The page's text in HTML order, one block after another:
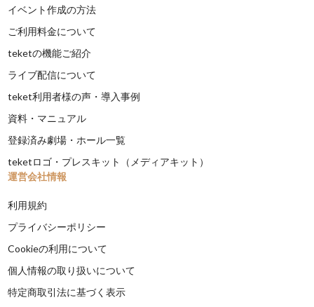
イベント作成の方法
ご利用料金について
teketの機能ご紹介
ライブ配信について
teket利用者様の声・導入事例
資料・マニュアル
登録済み劇場・ホール一覧
teketロゴ・プレスキット（メディアキット）
運営会社情報
利用規約
プライバシーポリシー
Cookieの利用について
個人情報の取り扱いについて
特定商取引法に基づく表示